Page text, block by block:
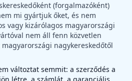
(forgalmazóként)
mi gyártjuk őket, és nem
vagy kizárólagos magyarországi
nem áll fenn közvetlen
nagykereskedőtől
változtat semmit: a szerződés a